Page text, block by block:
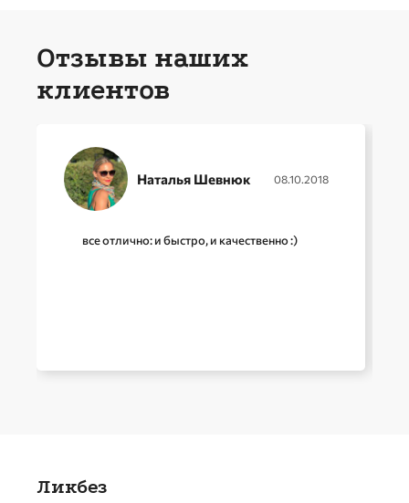
Отзывы наших
клиентов
Наталья Шевнюк 08.10.2018
все отлично: и быстро, и качественно :)
Ликбез